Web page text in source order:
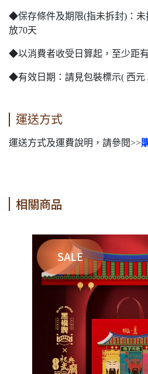
◆保存條件及期限(指未拆封)：
放70天
◆以消費者收受日算起，至少距
◆有效日期：請見包裝標示( 西元
運送方式
運送方式及運費說明，請參閱>>
相關商品